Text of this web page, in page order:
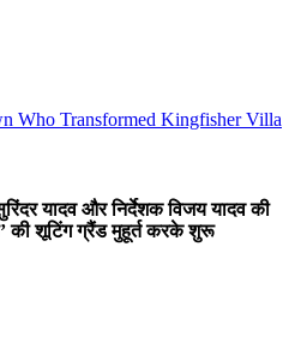
यादव और निर्देशक विजय यादव की
की शूटिंग ग्रैंड मुहूर्त करके शुरू